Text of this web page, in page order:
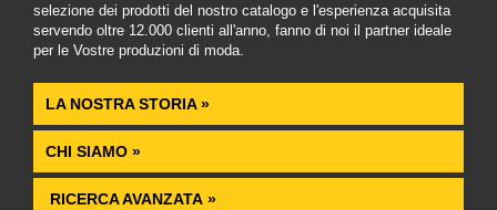
selezione dei prodotti del nostro catalogo e l'esperienza acquisita
servendo oltre 12.000 clienti all'anno, fanno di noi il partner ideale
per le Vostre produzioni di moda.
LA NOSTRA STORIA »
CHI SIAMO »
RICERCA AVANZATA »